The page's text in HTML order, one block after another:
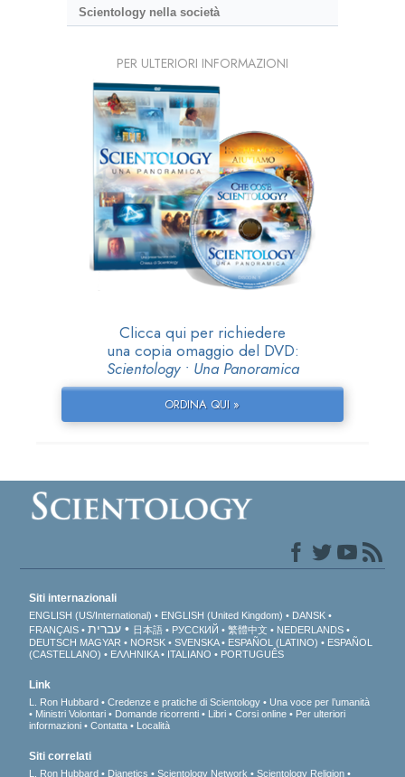
Scientology nella società
PER ULTERIORI INFORMAZIONI
Clicca qui per richiedere
una copia omaggio del DVD:
Scientology • Una Panoramica
ORDINA QUI »
Siti internazionali
ENGLISH (US/International) ENGLISH (United Kingdom)
DANSK
FRANÇAIS
עברית 日本語 РУССКИЙ 繁體中文
NEDERLANDS
DEUTSCH MAGYAR NORSK SVENSKA ESPAÑOL (LATINO)
ESPAÑOL
(CASTELLANO)
ΕΛΛΗΝΙΚA ITALIANO PORTUGUÊS
Link
L. Ron Hubbard Credenze e pratiche di Scientology
Una voce per l’umanità
Ministri Volontari
Domande ricorrenti Libri Corsi online
Per ulteriori
informazioni
Contatta Località
Siti correlati
L. Ron Hubbard Dianetics Scientology Network Scientology Religion